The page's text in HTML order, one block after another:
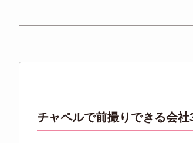
チャペルで前撮りできる会社